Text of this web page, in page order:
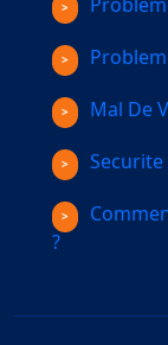
Mal De
Securite
?